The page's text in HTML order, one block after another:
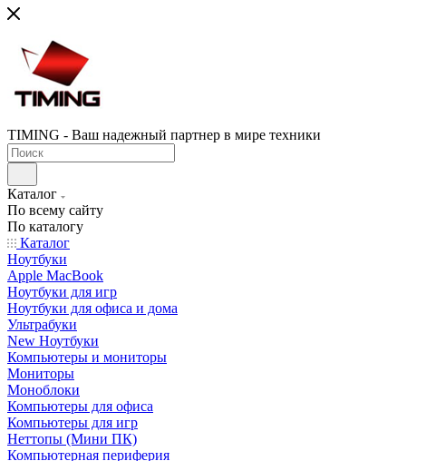
TIMING - Ваш надежный партнер в мире техники
Каталог
По всему сайту
По каталогу
Каталог
Ноутбуки
Apple MacBook
Ноутбуки для игр
Ноутбуки для офиса и дома
Ультрабуки
New Ноутбуки
Компьютеры и мониторы
Мониторы
Моноблоки
Компьютеры для офиса
Компьютеры для игр
Неттопы (Мини ПК)
Компьютерная периферия